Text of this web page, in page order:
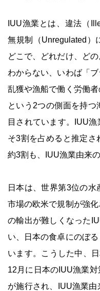
IUU漁業とは、違法（
無規制（Unregulated）
どこで、どれだけ、ど
わからない、いわば「
乱獲や漁船で働く労働
という2つの側面を持
目されています。IUU
そ3割を占めると推定さ
約3割も、IUU漁業由来
日本は、世界第3位の
市場の欧米で規制が強
の輸出が難しくなった
い、日本の食卓にのぼ
います。こうした中、
12月に日本のIUU漁業対
が施行され、IUU漁業